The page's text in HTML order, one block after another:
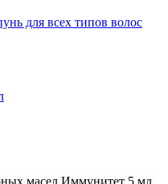
для всех типов волос